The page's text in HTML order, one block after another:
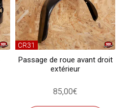
CR31
Passage de roue avant droit
extérieur
85,00€